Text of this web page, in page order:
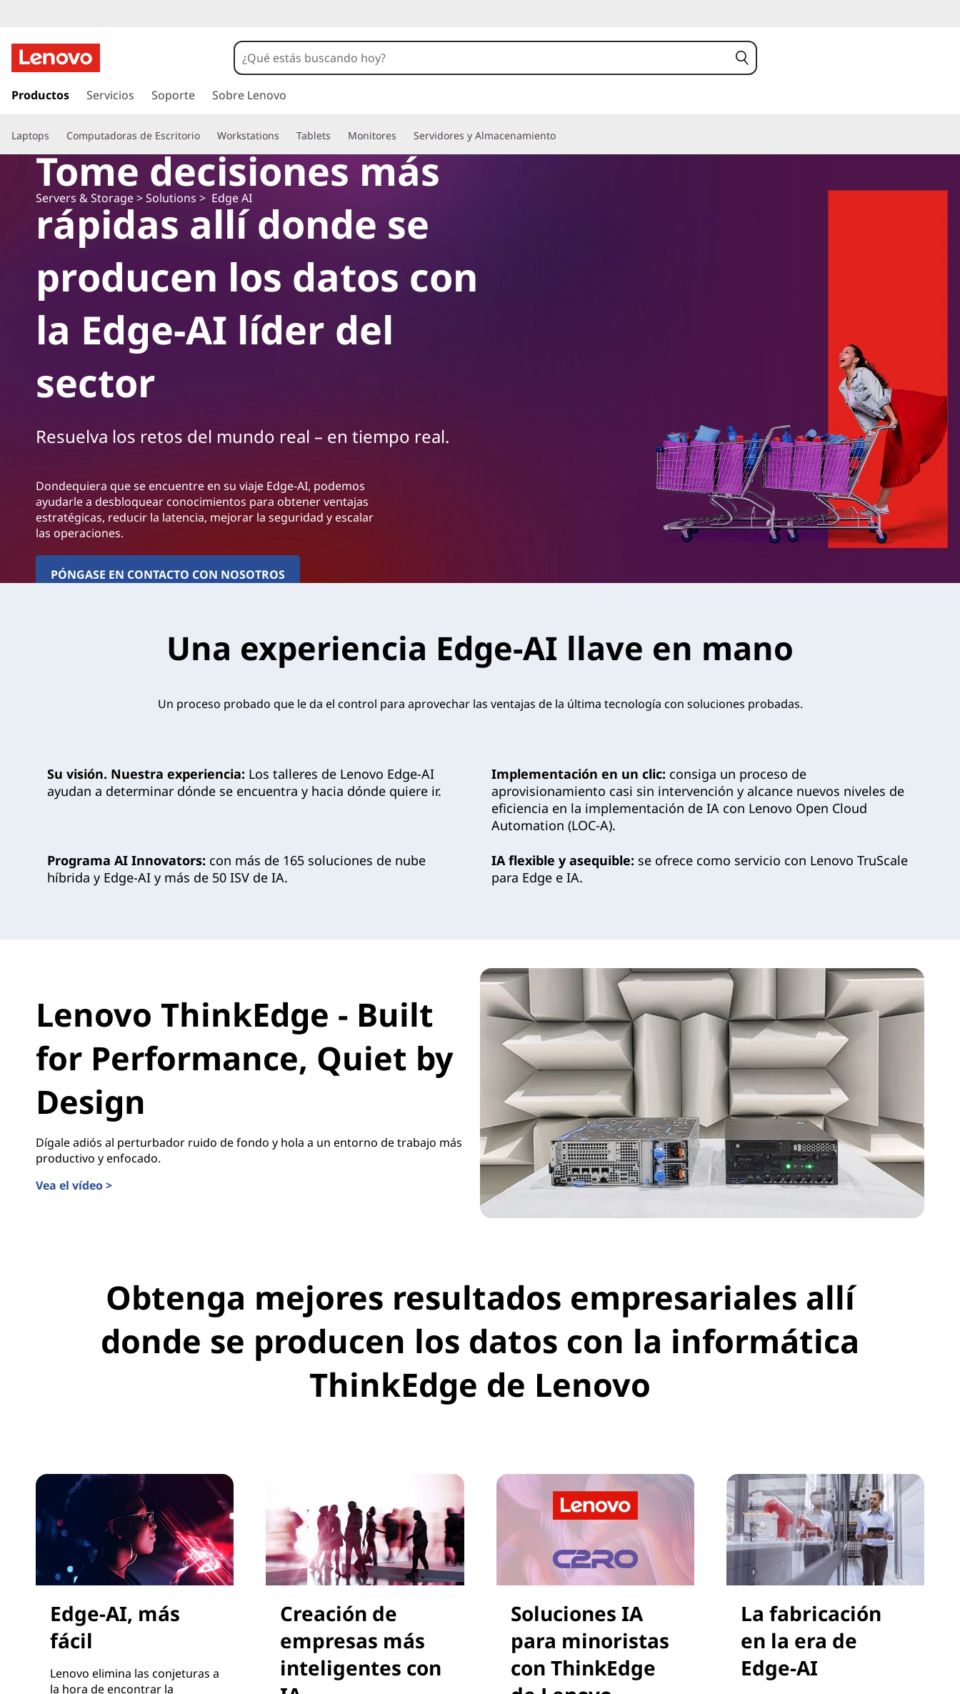
r
c
o
Productos Servicios Soporte Sobre Lenovo
Laptops Computadoras de Escritorio Workstations Tablets Monitores Servidores y Almacenamiento
Servers & Storage>Solutions > Edge AI
Tome decisiones más
rápidas allí donde se
producen los datos con
la Edge-AI líder del
sector
Resuelva los retos del mundo real – en tiempo real.
Dondequiera que se encuentre en su viaje Edge-AI, podemos
ayudarle a desbloquear conocimientos para obtener ventajas
estratégicas, reducir la latencia, mejorar la seguridad y escalar
las operaciones.
PÓNGASE EN CONTACTO CON NOSOTROS
Una experiencia Edge-AI llave en mano
Un proceso probado que le da el control para aprovechar las ventajas de la última tecnología con soluciones probadas.
Su visión. Nuestra experiencia: Los talleres de Lenovo Edge-AI
ayudan a determinar dónde se encuentra y hacia dónde quiere ir.
Implementación en un clic: consiga un proceso de
aprovisionamiento casi sin intervención y alcance nuevos niveles de
eficiencia en la implementación de IA con Lenovo Open Cloud
Automation (LOC-A).
Programa AI Innovators: con más de 165 soluciones de nube
híbrida y Edge-AI y más de 50 ISV de IA.
IA flexible y asequible: se ofrece como servicio con Lenovo TruScale
para Edge e IA.
Lenovo ThinkEdge - Built
for Performance, Quiet by
Design
Dígale adiós al perturbador ruido de fondo y hola a un entorno de trabajo más
productivo y enfocado.
Vea el vídeo >
Obtenga mejores resultados empresariales allí
donde se producen los datos con la informática
ThinkEdge de Lenovo
Edge-AI, más
fácil
Lenovo elimina las conjeturas a
la hora de encontrar la
Creación de
empresas más
inteligentes con
Soluciones IA
para minoristas
con ThinkEdge
La fabricación
en la era de
Edge-AI